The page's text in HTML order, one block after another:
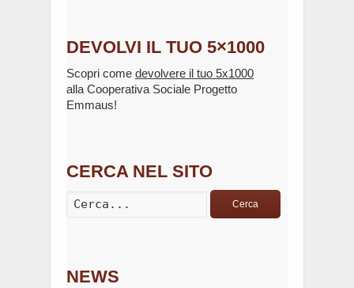
DEVOLVI IL TUO 5×1000
Scopri come devolvere il tuo 5x1000
alla Cooperativa Sociale Progetto
Emmaus!
CERCA NEL SITO
Cerca
NEWS